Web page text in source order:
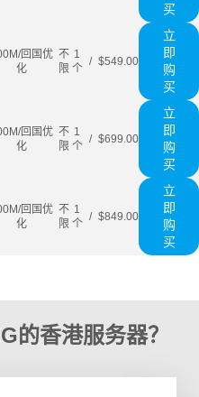
买
回国优
化
不
限
1
个
/ $549.00
立
即
购
买
回国优
化
不
限
1
个
/ $699.00
立
即
购
买
回国优
化
不
限
1
个
/ $849.00
立
即
购
买
的香港服务器？